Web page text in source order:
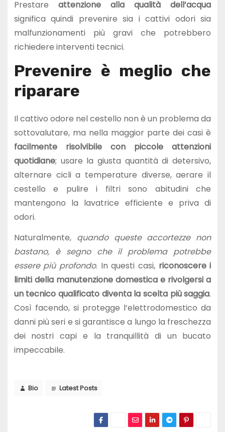
Prestare attenzione alla qualità dell’acqua
significa quindi prevenire sia i cattivi odori sia
malfunzionamenti più gravi che potrebbero
richiedere interventi tecnici.
Prevenire è meglio che
riparare
Il cattivo odore nel cestello non è un problema da
sottovalutare, ma nella maggior parte dei casi è
facilmente risolvibile con piccole attenzioni
quotidiane; usare la giusta quantità di detersivo,
alternare cicli a temperature diverse, aerare il
cestello e pulire i filtri sono abitudini che
mantengono la lavatrice efficiente e priva di
odori.
Naturalmente,quando queste accortezze non
bastano, è segno che il problema potrebbe
essere più profondo. In questi casi,riconoscere i
limiti della manutenzione domestica e rivolgersi a
un tecnico qualificato diventa la scelta più saggia.
Così facendo, si protegge l’elettrodomestico da
danni più seri e si garantisce a lungo la freschezza
dei nostri capi e la tranquillità di un bucato
impeccabile.
Bio Latest Posts